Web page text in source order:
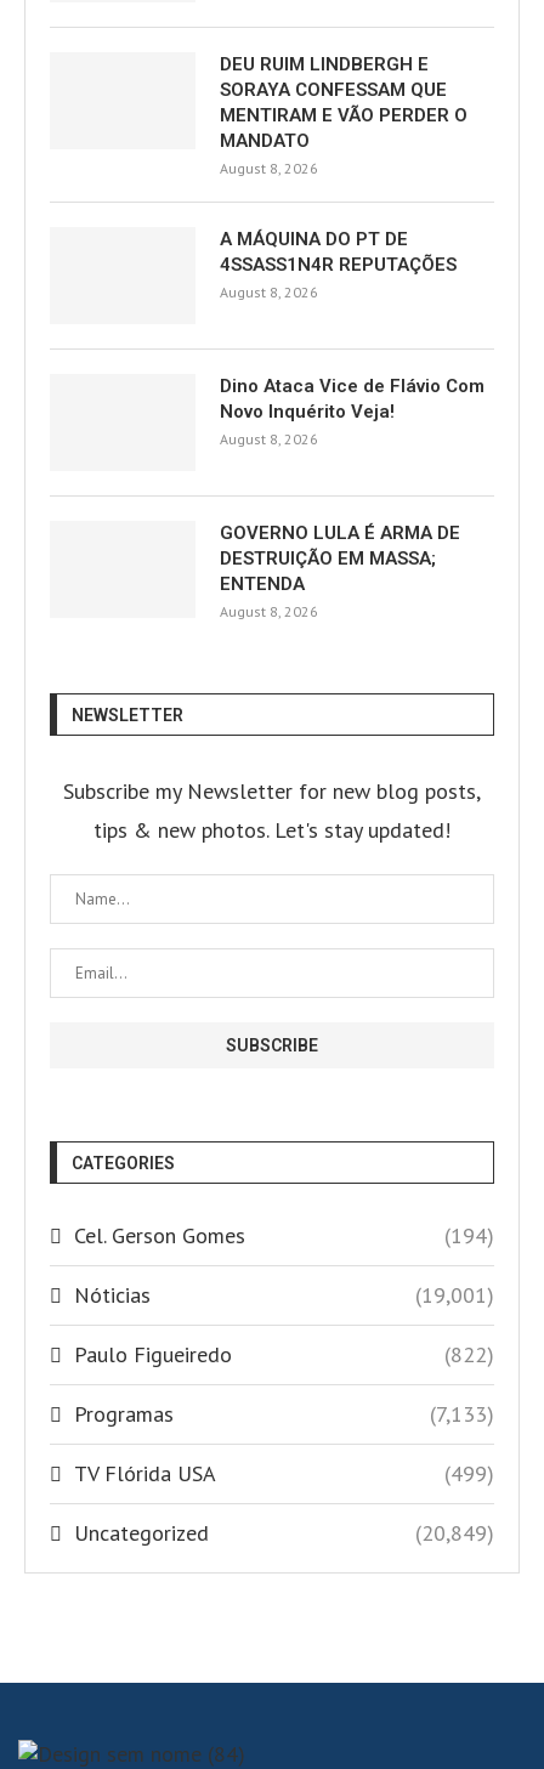
DEU RUIM LINDBERGH E
SORAYA CONFESSAM QUE
MENTIRAM E VÃO PERDER O
MANDATO
August 8, 2026
A MÁQUINA DO PT DE
4SSASS1N4R REPUTAÇÕES
August 8, 2026
Dino Ataca Vice de Flávio Com
Novo Inquérito Veja!
August 8, 2026
GOVERNO LULA É ARMA DE
DESTRUIÇÃO EM MASSA;
ENTENDA
August 8, 2026
NEWSLETTER
Subscribe my Newsletter for new blog posts,
tips & new photos. Let's stay updated!
CATEGORIES
Cel. Gerson Gomes (194)
Nóticias (19,001)
Paulo Figueiredo (822)
Programas (7,133)
TV Flórida USA (499)
Uncategorized (20,849)